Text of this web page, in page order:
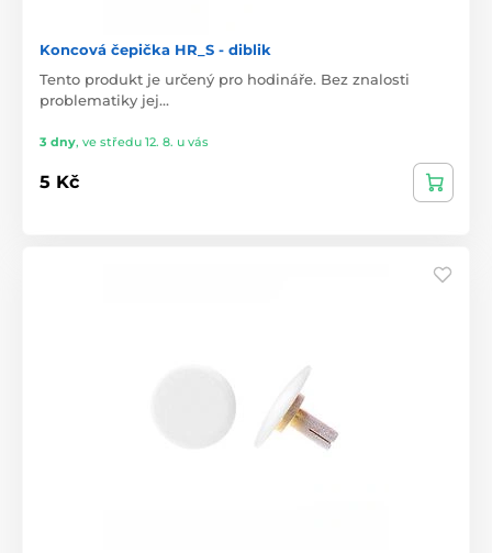
Koncová čepička HR_S - diblik
Tento produkt je určený pro hodináře. Bez znalosti
problematiky jej…
3 dny, ve středu 12. 8. u vás
5 Kč